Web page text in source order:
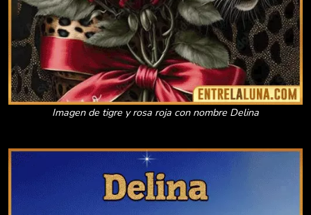
Imagen de tigre y rosa roja con nombre Delina